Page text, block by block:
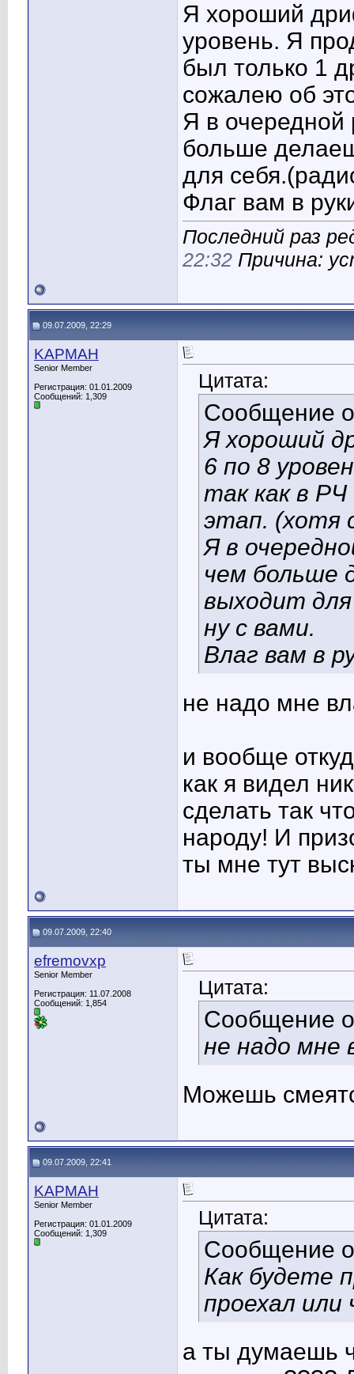
Я хороший
уровень. Я
был только 1
сожалею об
Я в очередной
больше
для
Флаг вам в
Последний раз
22:32 Причина:
09.07.2009, 22:29
KAPMAH
Senior Member
Регистрация: 01.01.2009
Сообщений: 1,309
Цитата:
Сообщение
Я хороший
6 по 8
так как в
этап. (хотя
Я в
чем больше
выходит
ну с вами.
Влаг вам в
не надо мне
и вообще
как я видел
сделать так
народу! И
ты мне тут
09.07.2009, 22:40
efremovxp
Senior Member
Регистрация: 11.07.2008
Сообщений: 1,854
Цитата:
Сообщение
не надо мне
Можешь
09.07.2009, 22:41
KAPMAH
Senior Member
Регистрация: 01.01.2009
Сообщений: 1,309
Цитата:
Сообщение
Как будете
проехал или
а ты думаешь